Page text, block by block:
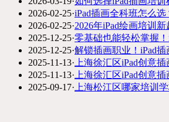
2026-02-25·iPad插画全科班怎么选
2026-02-25·2026年iPad绘画培训
2025-12-25·零基础也能轻松掌握
2025-12-25·解锁插画职业！iPad插
2025-11-13· 上海徐汇区iPad创意
2025-11-13· 上海徐汇区iPad创意
2025-09-17· 上海松江区哪家培训